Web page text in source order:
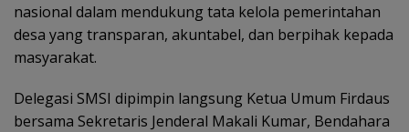
nasional dalam mendukung tata kelola pemerintahan
desa yang transparan, akuntabel, dan berpihak kepada
masyarakat.
Delegasi SMSI dipimpin langsung Ketua Umum Firdaus
bersama Sekretaris Jenderal Makali Kumar, Bendahara